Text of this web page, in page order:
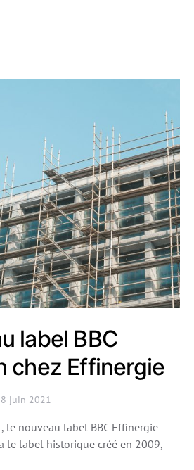
label BBC
chez Effinergie
juin 2021
le nouveau label BBC Effinergie
le label historique créé en 2009,